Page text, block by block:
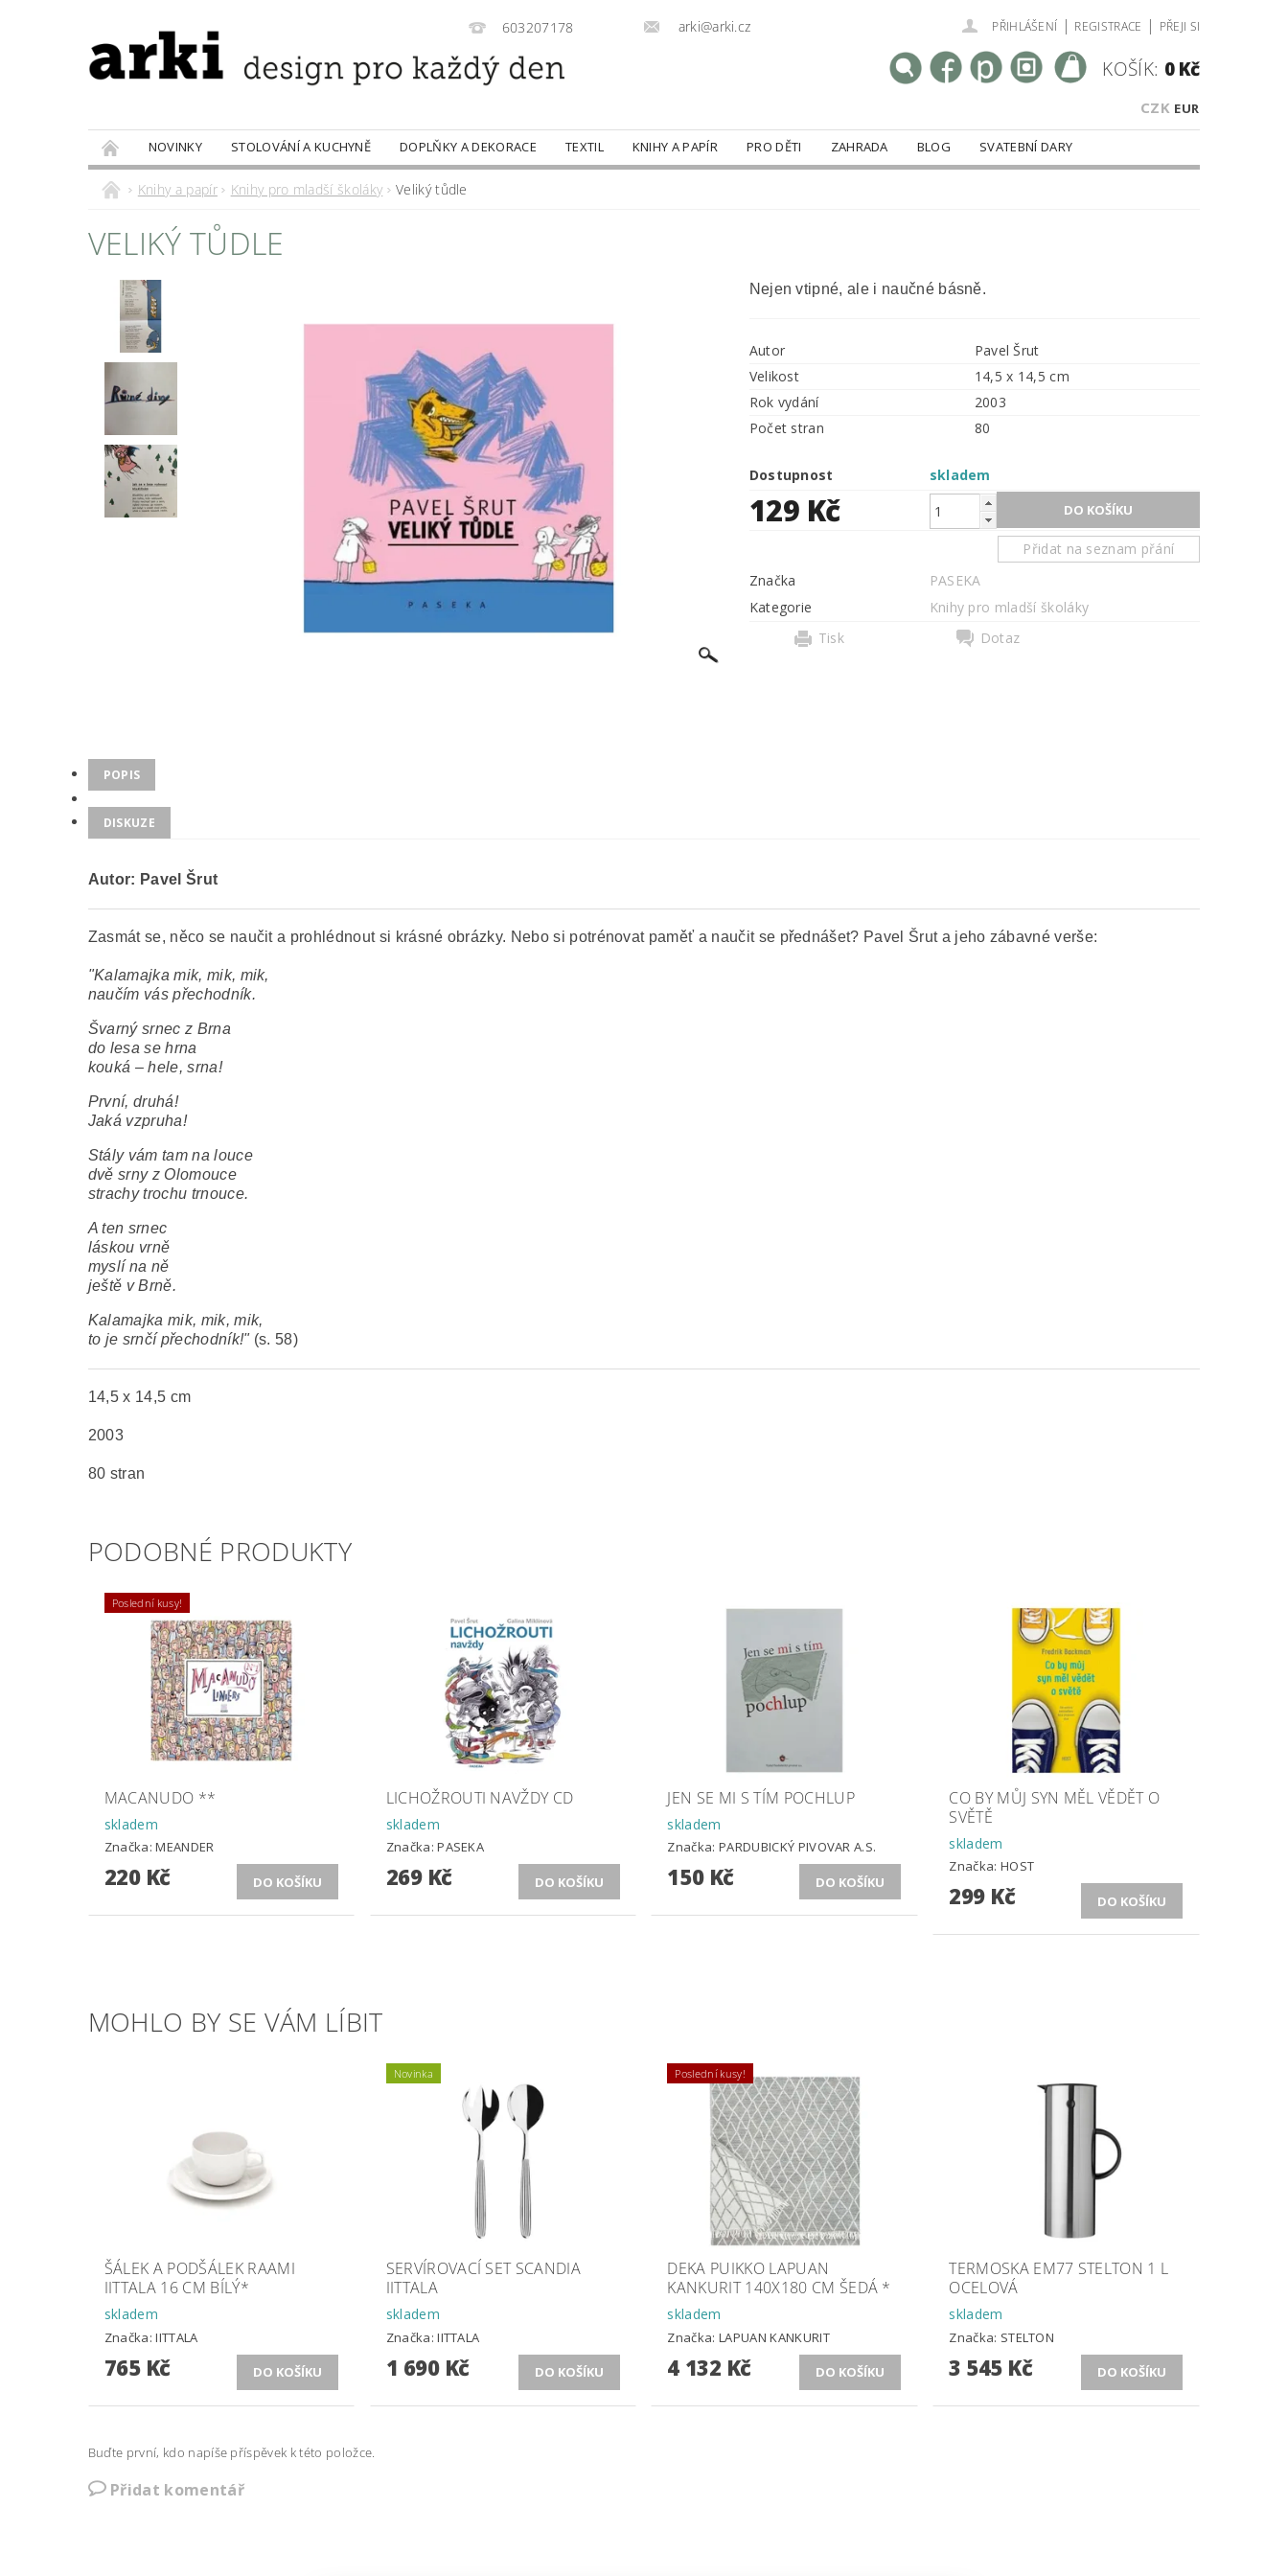
603207178 arki@arki.cz PŘIHLÁŠENÍ | REGISTRACE | PŘEJI SI
CZK EUR
KOŠÍK: 0 Kč
NOVINKY STOLOVÁNÍ A KUCHYNĚ DOPLŇKY A DEKORACE TEXTIL KNIHY A PAPÍR PRO DĚTI ZAHRADA BLOG
SVATEBNÍ DARY
PRODÁVANÉ ZNAČKY
DOBROTY
Knihy a papír Knihy pro mladší školáky Veliký tůdle
VELIKÝ TŮDLE
Nejen vtipné, ale i naučné básně.
Autor
Pavel Šrut
Velikost
14,5 x 14,5 cm
Rok vydání
2003
Počet stran
80
Dostupnost skladem
129 Kč
Přidat na seznam přání
Značka
PASEKA
Kategorie
Knihy pro mladší školáky
Tisk
Dotaz
POPIS
DISKUZE
Autor: Pavel Šrut
Zasmát se, něco se naučit a prohlédnout si krásné obrázky. Nebo si potrénovat paměť a naučit se přednášet? Pavel Šrut a jeho zábavné verše:
"Kalamajka mik, mik, mik,
naučím vás přechodník.
Švarný srnec z Brna
do lesa se hrna
kouká – hele, srna!
První, druhá!
Jaká vzpruha!
Stály vám tam na louce
dvě srny z Olomouce
strachy trochu trnouce.
A ten srnec
láskou vrně
myslí na ně
ještě v Brně.
Kalamajka mik, mik, mik,
to je srnčí přechodník!"(s. 58)
14,5 x 14,5 cm
2003
80 stran
PODOBNÉ PRODUKTY
Poslední kusy!
MACANUDO **
skladem
Značka:MEANDER
220 Kč
LICHOŽROUTI NAVŽDY CD
skladem
Značka:PASEKA
269 Kč
JEN SE MI S TÍM POCHLUP
skladem
Značka:PARDUBICKÝ PIVOVAR A.S.
150 Kč
CO BY MŮJ SYN MĚL VĚDĚT O
SVĚTĚ
skladem
Značka: HOST
299 Kč
MOHLO BY SE VÁM LÍBIT
ŠÁLEK A PODŠÁLEK RAAMI
IITTALA 16 CM BÍLÝ*
skladem
Značka:IITTALA
765 Kč
Novinka
SERVÍROVACÍ SET SCANDIA
IITTALA
skladem
Značka:IITTALA
1 690 Kč
Poslední kusy!
DEKA PUIKKO LAPUAN
KANKURIT 140X180 CM ŠEDÁ *
skladem
Značka:LAPUAN KANKURIT
4 132 Kč
TERMOSKA EM77 STELTON 1 L
OCELOVÁ
skladem
Značka: STELTON
3 545 Kč
Buďte první, kdo napíše příspěvek k této položce.
Přidat komentář